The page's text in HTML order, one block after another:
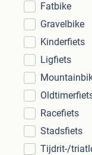
Fatbike
Gravelbike
Kinderfiets
Ligfiets
Racefiets
Stadsfiets
Tijdrit-/